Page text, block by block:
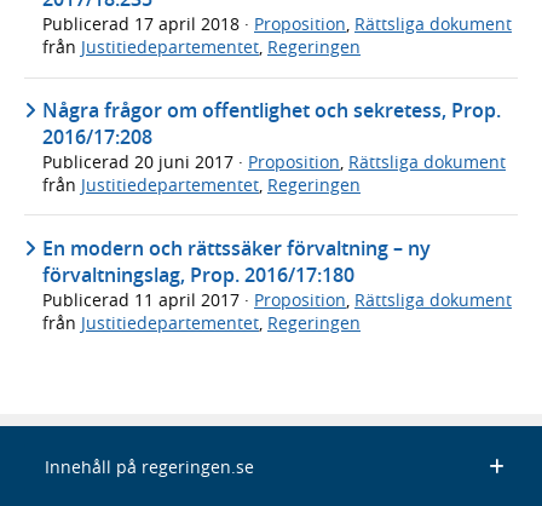
Publicerad 17 april 2018 · Proposition, Rättsliga dokument
från Justitiedepartementet, Regeringen
Några frågor om offentlighet och sekretess, Prop.
2016/17:208
Publicerad 20 juni 2017 · Proposition, Rättsliga dokument
från Justitiedepartementet, Regeringen
En modern och rättssäker förvaltning – ny
förvaltningslag, Prop. 2016/17:180
Publicerad 11 april 2017 · Proposition Rättsliga dokument
från Justitiedepartementet Regeringen
Innehåll på regeringen.se